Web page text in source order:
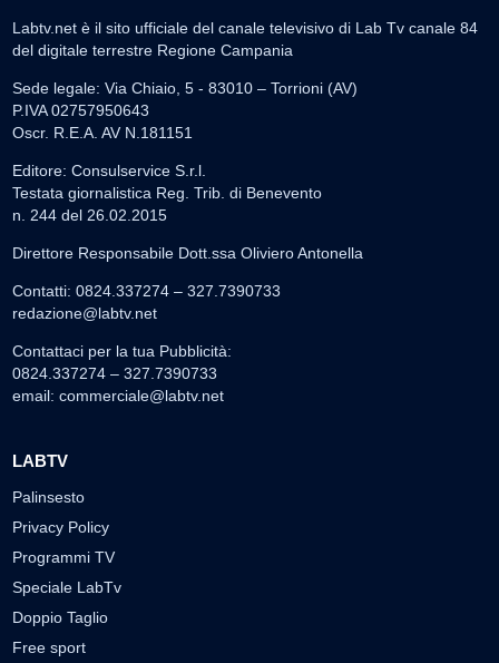
Labtv.net è il sito ufficiale del canale televisivo di Lab Tv canale 84
del digitale terrestre Regione Campania
Sede legale: Via Chiaio, 5 - 83010 – Torrioni (AV)
P.IVA 02757950643
Oscr. R.E.A. AV N.181151
Editore: Consulservice S.r.l.
Testata giornalistica Reg. Trib. di Benevento
n. 244 del 26.02.2015
Direttore Responsabile Dott.ssa Oliviero Antonella
Contatti: 0824.337274 – 327.7390733
redazione@labtv.net
Contattaci per la tua Pubblicità:
0824.337274 – 327.7390733
email: commerciale@labtv.net
LABTV
Palinsesto
Privacy Policy
Programmi TV
Speciale LabTv
Doppio Taglio
Free sport